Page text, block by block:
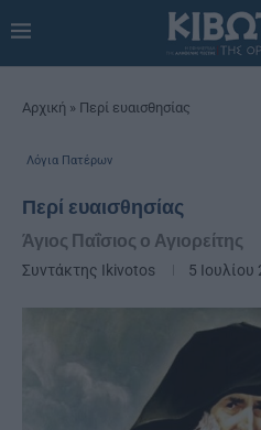
Αρχική » Περί ευαισθησίας
Λόγια Πατέρων
Περί ευαισθησίας
Άγιος Παΐσιος ο Αγιορείτης
Συντάκτης Ikivotos 5 Ιουλίου